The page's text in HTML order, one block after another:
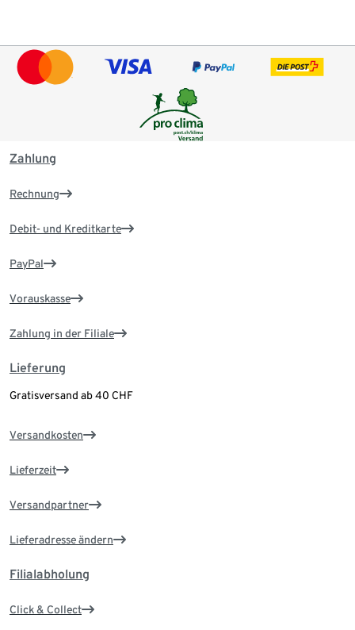
Zahlung
Rechnung
Debit- und Kreditkarte
PayPal
Vorauskasse
Zahlung in der Filiale
Lieferung
Gratisversand ab 40 CHF
Versandkosten
Lieferzeit
Versandpartner
Lieferadresse ändern
Filialabholung
Click & Collect